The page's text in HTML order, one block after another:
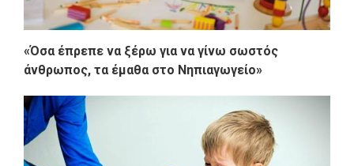
«Όσα έπρεπε να ξέρω για να γίνω σωστός
άνθρωπος, τα έμαθα στο Νηπιαγωγείο»